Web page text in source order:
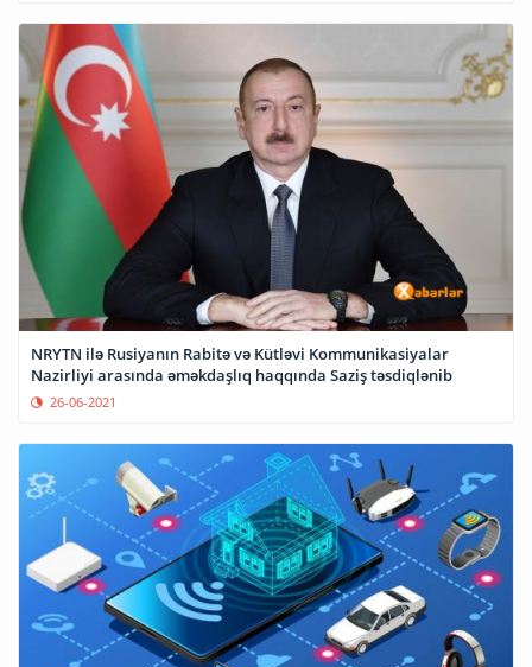
NRYTN ilə Rusiyanın Rabitə və Kütləvi Kommunikasiyalar
Nazirliyi arasında əməkdaşlıq haqqında Saziş təsdiqlənib
26-06-2021